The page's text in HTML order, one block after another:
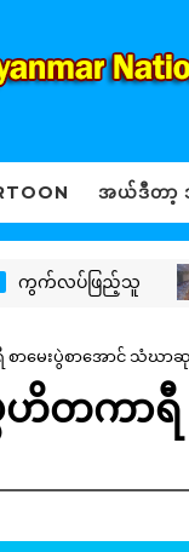
အယ်ဒီတာ့
ပ်ဖြည့်သူ
မေးပွဲစာအောင် သံဃာဆု
ဟိတကာရီ